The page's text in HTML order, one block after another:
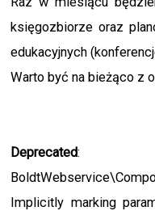
księgozbiorze oraz
edukacyjnych
Warto być na bieżąco z
Deprecated:
Implicitly marking